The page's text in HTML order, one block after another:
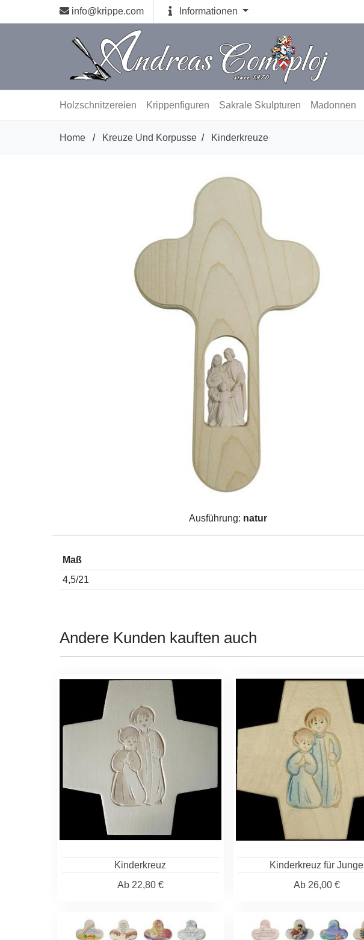
info@krippe.com Informationen
Holzschnitzereien Krippenfiguren Sakrale Skulpturen Madonnen
Home / Kreuze Und Korpusse / Kinderkreuze
Ausführung: natur
Maß
4,5/21
Andere Kunden kauften auch
Kinderkreuz
Ab22,80 €
Kinderkreuz für Junge
Ab26,00 €